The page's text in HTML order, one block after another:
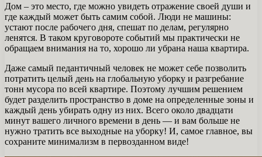
Дом – это место, где можно увидеть отражение своей души и
где каждый может быть самим собой. Люди не машины:
устают после рабочего дня, спешат по делам, регулярно
ленятся. В таком круговороте событий мы практически не
обращаем внимания на то, хорошо ли убрана наша квартира.
Даже самый педантичный человек не может себе позволить
потратить целый день на глобальную уборку и разгребание
тонн мусора по всей квартире. Поэтому лучшим решением
будет разделить пространство в доме на определенные зоны и
каждый день убирать одну из них. Всего около двадцати
минут вашего личного времени в день — и вам больше не
нужно тратить все выходные на уборку! И, самое главное, вы
сохраните минимализм в первозданном виде!